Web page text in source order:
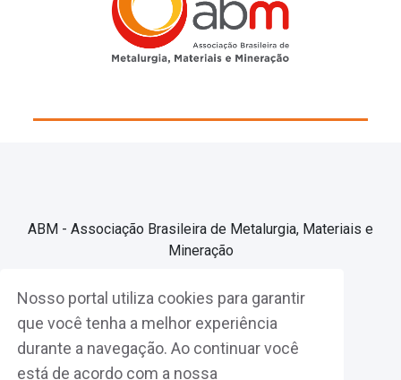
Nosso portal utiliza cookies para garantir
que você tenha a melhor experiência
durante a navegação. Ao continuar você
está de acordo com a nossa
ABM - Associação Brasileira de Metalurgia, Materiais e
Mineração
Associe-se
Fazer Login